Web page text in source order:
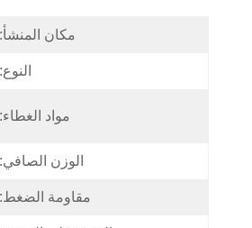
مكان المنشأ:
النوع:
مواد الغطاء:
الوزن الصافي:
مقاومة الضغط: